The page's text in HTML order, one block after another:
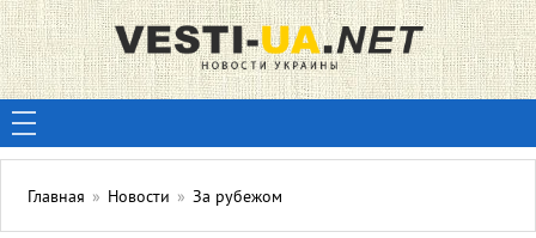
Главная » Новости » За рубежом